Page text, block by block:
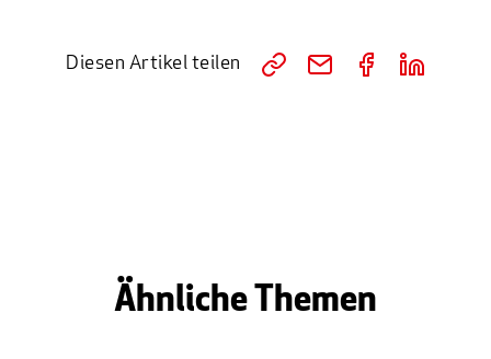
Diesen Artikel teilen
Ähnliche Themen